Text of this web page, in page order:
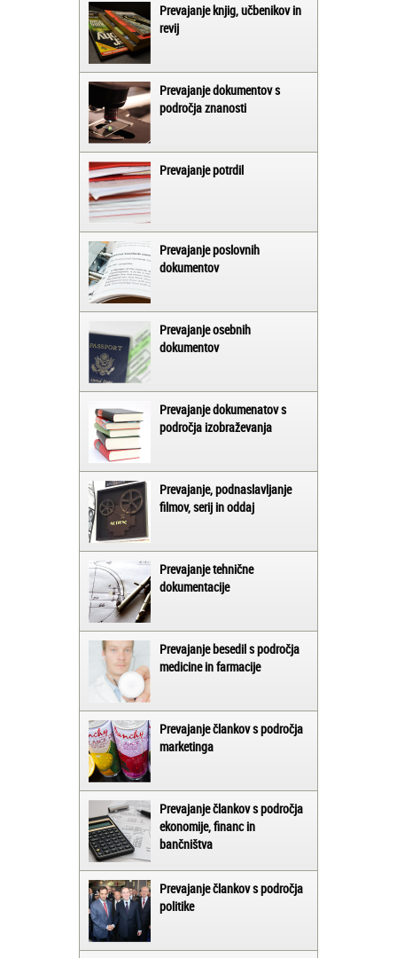
Prevajanje knjig, učbenikov in
revij
Prevajanje dokumentov s
področja znanosti
Prevajanje potrdil
Prevajanje poslovnih
dokumentov
Prevajanje osebnih
dokumentov
Prevajanje dokumenatov s
področja izobraževanja
Prevajanje, podnaslavljanje
filmov, serij in oddaj
Prevajanje tehnične
dokumentacije
Prevajanje besedil s področja
medicine in farmacije
Prevajanje člankov s področja
marketinga
Prevajanje člankov s področja
ekonomije, financ in
bančništva
Prevajanje člankov s področja
politike